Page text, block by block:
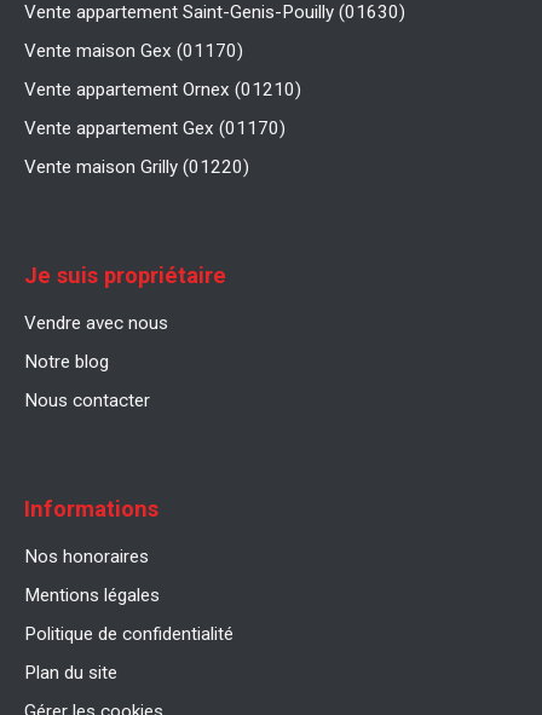
Vente appartement Saint-Genis-Pouilly (01630)
Vente maison Gex (01170)
Vente appartement Ornex (01210)
Vente appartement Gex (01170)
Vente maison Grilly (01220)
Je suis propriétaire
Vendre avec nous
Notre blog
Nous contacter
Informations
Nos honoraires
Mentions légales
Politique de confidentialité
Plan du site